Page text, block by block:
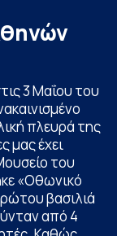
3 Μαΐου του
πλευρά της
μας έχει
του
«Οθωνικό
βασιλιά
από 4